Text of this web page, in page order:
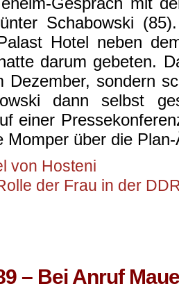
Schabowski
Hotel neben
darum gebeten.
Dezember, sondern
dann selbst
einer
Momper über die
von Hosteni
der Frau in der
– Bei Anruf